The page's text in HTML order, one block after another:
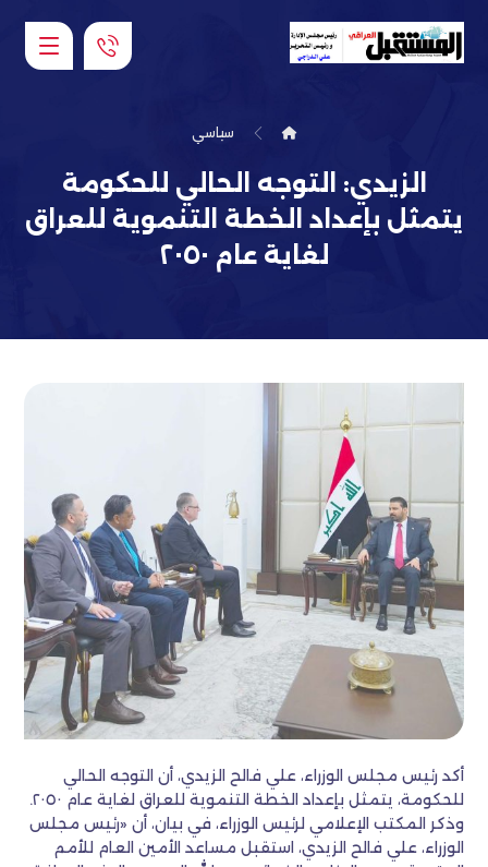
سياسي
الزيدي: التوجه الحالي للحكومة
يتمثل بإعداد الخطة التنموية للعراق
لغاية عام ٢٠٥٠
أكد ‏رئيس مجلس الوزراء، علي فالح الزيدي، أن التوجه الحالي
للحكومة، يتمثل بإعداد الخطة التنموية للعراق لغاية عام ٢٠٥٠.
وذكر المكتب الإعلامي لرئيس الوزراء، في بيان، أن «‏رئيس مجلس
الوزراء، علي فالح الزيدي، استقبل مساعد الأمين العام للأمم